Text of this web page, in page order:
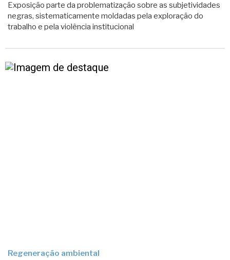
Exposição parte da problematização sobre as subjetividades
negras, sistematicamente moldadas pela exploração do
trabalho e pela violência institucional
Regeneração ambiental